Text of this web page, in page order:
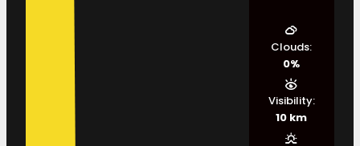
Clouds:
0%
Visibility:
10 km